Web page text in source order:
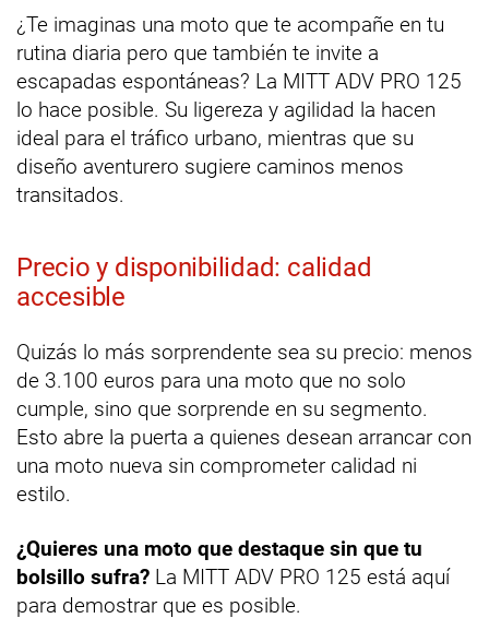
¿Te imaginas una moto que te acompañe en tu
rutina diaria pero que también te invite a
escapadas espontáneas? La MITT ADV PRO 125
lo hace posible. Su ligereza y agilidad la hacen
ideal para el tráfico urbano, mientras que su
diseño aventurero sugiere caminos menos
transitados.
Precio y disponibilidad: calidad
accesible
Quizás lo más sorprendente sea su precio: menos
de 3.100 euros para una moto que no solo
cumple, sino que sorprende en su segmento.
Esto abre la puerta a quienes desean arrancar con
una moto nueva sin comprometer calidad ni
estilo.
¿Quieres una moto que destaque sin que tu
bolsillo sufra? La MITT ADV PRO 125 está aquí
para demostrar que es posible.